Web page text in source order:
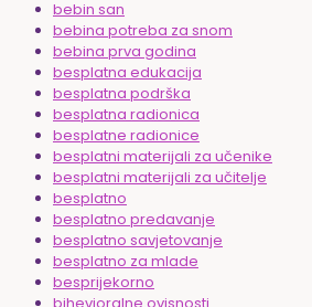
bebin san
bebina potreba za snom
bebina prva godina
besplatna edukacija
besplatna podrška
besplatna radionica
besplatne radionice
besplatni materijali za učenike
besplatni materijali za učitelje
besplatno
besplatno predavanje
besplatno savjetovanje
besplatno za mlade
besprijekorno